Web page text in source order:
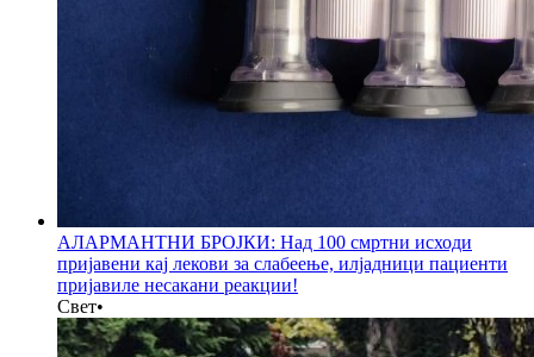
АЛАРМАНТНИ БРОЈКИ: Над 100 смртни исходи
пријавени кај лекови за слабеење, илјадници пациенти
пријавиле несакани реакции!
Свет•